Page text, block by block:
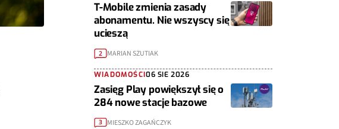
T-Mobile zmienia zasady
abonamentu. Nie wszyscy się
ucieszą
2 MARIAN SZUTIAK
WIADOMOŚCI06 SIE 2026
Zasięg Play powiększył się o
284 nowe stacje bazowe
3 MIESZKO ZAGAŃCZYK